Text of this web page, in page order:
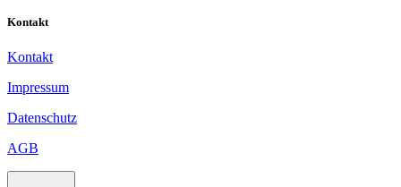
Kontakt
Kontakt
Impressum
Datenschutz
AGB